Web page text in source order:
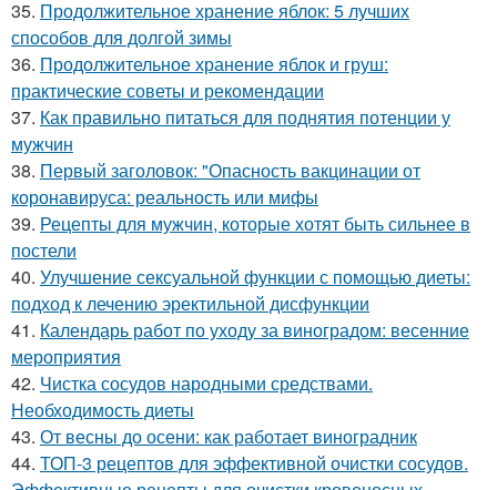
35. Продолжительное хранение яблок: 5 лучших
способов для долгой зимы
36. Продолжительное хранение яблок и груш:
практические советы и рекомендации
37. Как правильно питаться для поднятия потенции у
мужчин
38. Первый заголовок: "Опасность вакцинации от
коронавируса: реальность или мифы
39. Рецепты для мужчин, которые хотят быть сильнее в
постели
40. Улучшение сексуальной функции с помощью диеты:
подход к лечению эректильной дисфункции
41. Календарь работ по уходу за виноградом: весенние
мероприятия
42. Чистка сосудов народными средствами.
Необходимость диеты
43. От весны до осени: как работает виноградник
44. ТОП-3 рецептов для эффективной очистки сосудов.